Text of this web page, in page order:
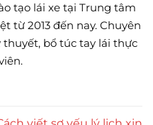
tạo lái xe tại Trung tâm
từ 2013 đến nay. Chuyên
thuyết, bổ túc tay lái thực